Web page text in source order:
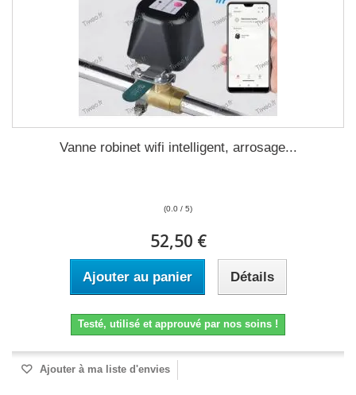
Vanne robinet wifi intelligent, arrosage...
(0.0 / 5)
52,50 €
Ajouter au panier Détails
Testé, utilisé et approuvé par nos soins !
Ajouter à ma liste d'envies